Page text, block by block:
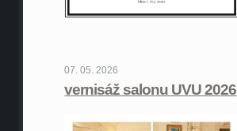
07. 05. 2026
vernisáž salonu UVU 2026